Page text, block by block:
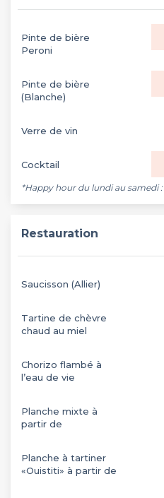
Pinte de bière
Peroni
Pinte de bière
(Blanche)
Verre de vin
Cocktail
*Happy hour du lundi au samedi :
Restauration
Saucisson (Allier)
Tartine de chèvre
chaud au miel
Chorizo flambé à
l’eau de vie
Planche mixte à
partir de
Planche à tartiner
«Ouistiti» à partir de